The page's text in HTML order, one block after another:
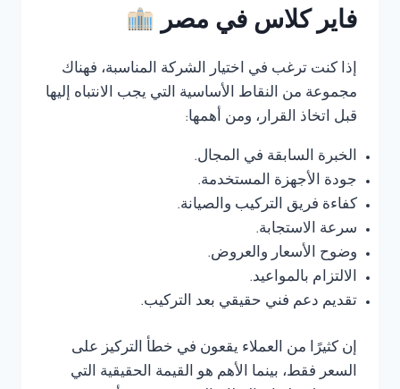
فاير كلاس في مصر
إذا كنت ترغب في اختيار الشركة المناسبة، فهناك
مجموعة من النقاط الأساسية التي يجب الانتباه إليها
قبل اتخاذ القرار، ومن أهمها:
الخبرة السابقة في المجال.
جودة الأجهزة المستخدمة.
كفاءة فريق التركيب والصيانة.
سرعة الاستجابة.
وضوح الأسعار والعروض.
الالتزام بالمواعيد.
تقديم دعم فني حقيقي بعد التركيب.
إن كثيرًا من العملاء يقعون في خطأ التركيز على
السعر فقط، بينما الأهم هو القيمة الحقيقية التي